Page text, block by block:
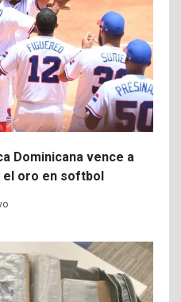
Dominicana vence a
oro en softbol